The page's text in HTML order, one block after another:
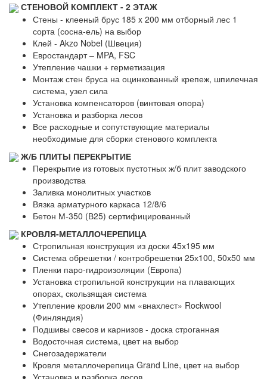
СТЕНОВОЙ КОМПЛЕКТ - 2 ЭТАЖ
Стены - клееный брус 185 x 200 мм отборный лес 1
сорта (сосна-ель) на выбор
Клей - Akzo Nobel (Швеция)
Евростандарт – MPA, FSC
Утепление чашки + герметизация
Монтаж стен бруса на оцинкованный крепеж, шпилечная
система, узел сила
Установка компенсаторов (винтовая опора)
Установка и разборка лесов
Все расходные и сопутствующие материалы
необходимые для сборки стенового комплекта
Ж/Б ПЛИТЫ ПЕРЕКРЫТИЕ
Перекрытие из готовых пустотных ж/б плит заводского
производства
Заливка монолитных участков
Вязка арматурного каркаса 12/8/6
Бетон М-350 (В25) сертифицированный
КРОВЛЯ-МЕТАЛЛОЧЕРЕПИЦА
Стропильная конструкция из доски 45х195 мм
Система обрешетки / контробрешетки 25х100, 50х50 мм
Пленки паро-гидроизоляции (Европа)
Установка стропильной конструкции на плавающих
опорах, скользящая система
Утепление кровли 200 мм «внахлест» Rockwool
(Финляндия)
Подшивы свесов и карнизов - доска строганная
Водосточная система, цвет на выбор
Снегозадержатели
Кровля металлочерепица Grand Line, цвет на выбор